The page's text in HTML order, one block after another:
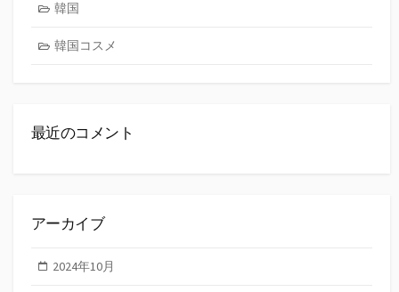
韓国
韓国コスメ
最近のコメント
アーカイブ
2024年10月